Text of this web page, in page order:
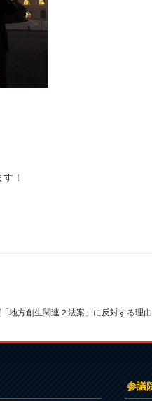
！
地方創生関連２法案」に反対する理
参議